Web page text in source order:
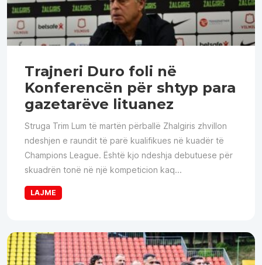
Trajneri Duro foli në
Konferencën për shtyp para
gazetarëve lituanez
Struga Trim Lum të martën përballë Zhalgiris zhvillon
ndeshjen e raundit të parë kualifikues në kuadër të
Champions League. Është kjo ndeshja debutuese për
skuadrën tonë në një kompeticion kaq...
LAJME